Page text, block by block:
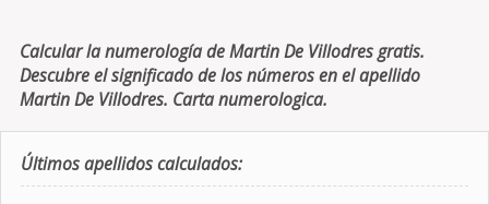
Calcular la numerología de Martin De Villodres gratis.
Descubre el significado de los números en el apellido
Martin De Villodres. Carta numerologica.
Últimos apellidos calculados: